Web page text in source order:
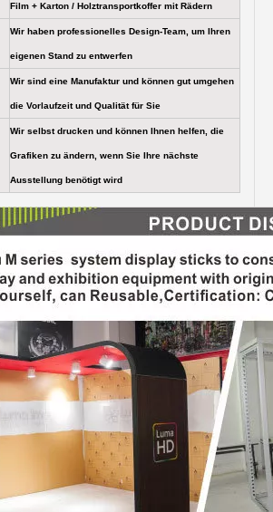
Film + Karton / Holztransportkoffer mit Rädern
Wir haben professionelles Design-Team, um Ihren
eigenen Stand zu entwerfen
Wir sind eine Manufaktur und können gut umgehen
die Vorlaufzeit und Qualität für Sie
Wir selbst drucken und können Ihnen helfen, die
Grafiken zu ändern, wenn Sie Ihre nächste
Ausstellung benötigt wird